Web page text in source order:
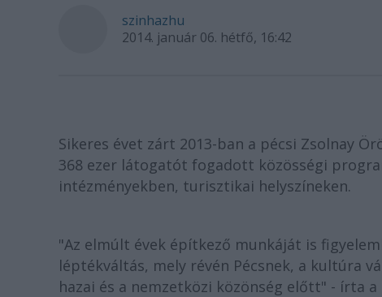
szinhazhu
2014. január 06. hétfő, 16:42
Sikeres évet zárt 2013-ban a pécsi Zsolnay
368 ezer látogatót fogadott közösségi
intézményekben, turisztikai helyszíneken.
"Az elmúlt évek építkező munkáját is
léptékváltás, mely révén Pécsnek, a kultúra
hazai és a nemzetközi közönség előtt" - írta